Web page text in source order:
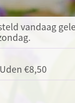
vandaag
€8,50